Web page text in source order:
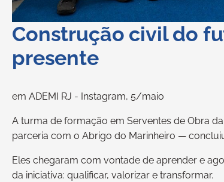
Construção civil do
presente
em ADEMI RJ - Instagram, 5/maio
A turma de formação em Serventes de Obra
parceria com o Abrigo do Marinheiro —
Eles chegaram com vontade de aprender e
da iniciativa: qualificar, valorizar e transformar.